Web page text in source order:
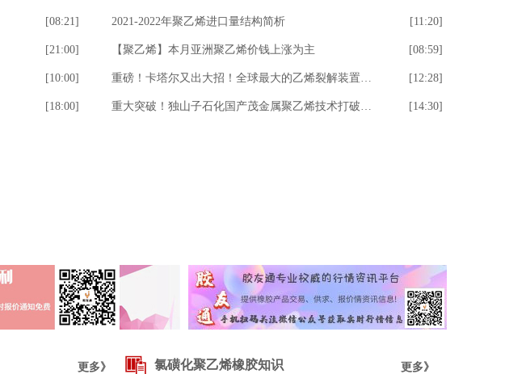
[08:21]
[21:00]
[10:00]
[18:00]
2021-2022年聚乙烯进口量结构简析 [11:20]
【聚乙烯】本月亚洲聚乙烯价钱上涨为主 [08:59]
重磅！卡塔尔又出大招！全球最大的乙烯裂解装置之一上线！ [12:28]
重大突破！独山子石化国产茂金属聚乙烯技术打破国外垄断 [14:30]
更多》 氯磺化聚乙烯橡胶知识 更多》